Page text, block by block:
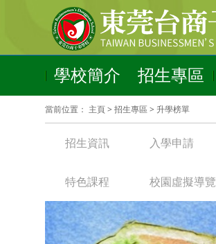
學校簡介 招生專區
當前位置： 主頁> 招生專區 > 升學榜單
招生資訊 入學申請
特色課程 校園虛擬導覽